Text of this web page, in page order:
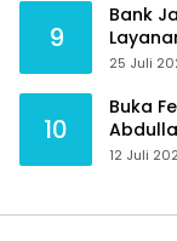
9
Bank
ATM
25 Juli
10
Buka
12 Juli